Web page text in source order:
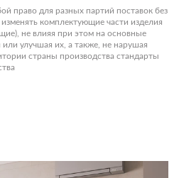
картридж, рассчитанный на 500
фильтрации воды
право для разных партий поставок без
комплектующие части изделия
не влияя при этом на основные
улучшая их, а также, не нарушая
страны производства стандарты